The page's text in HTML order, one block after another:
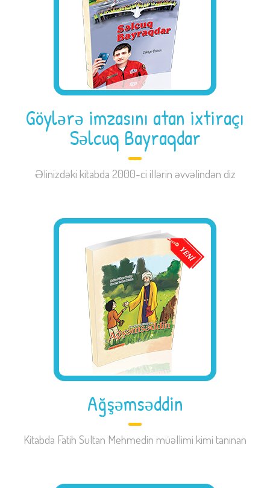
Göylərə imzasını atan ixtiraçı
Səlcuq Bayraqdar
Əlinizdəki kitabda 2000-ci illərin əvvəlindən diz
Ağşəmsəddin
Kitabda Fatih Sultan Mehmedin müəllimi kimi tanınan